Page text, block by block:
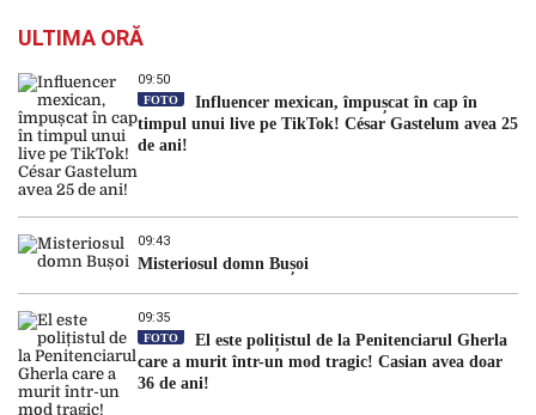
ULTIMA ORĂ
09:50
FOTO
Influencer mexican, împușcat în cap în
timpul unui live pe TikTok! César Gastelum avea 25
de ani!
09:43
Misteriosul domn Bușoi
09:35
FOTO
El este polițistul de la Penitenciarul Gherla
care a murit într-un mod tragic! Casian avea doar
36 de ani!